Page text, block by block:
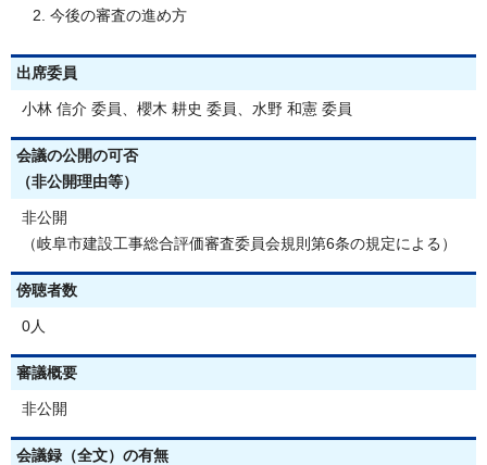
今後の審査の進め方
出席委員
小林 信介 委員、櫻木 耕史 委員、水野 和憲 委員
会議の公開の可否
（非公開理由等）
非公開
（岐阜市建設工事総合評価審査委員会規則第6条の規定による）
傍聴者数
0人
審議概要
非公開
会議録（全文）の有無